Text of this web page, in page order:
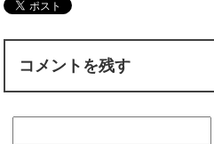
コメントを残す